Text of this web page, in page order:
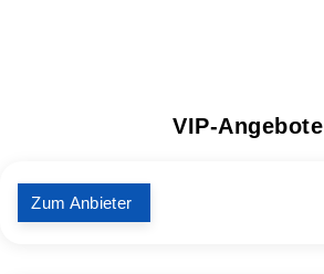
VIP-Angebote
Zum Anbieter